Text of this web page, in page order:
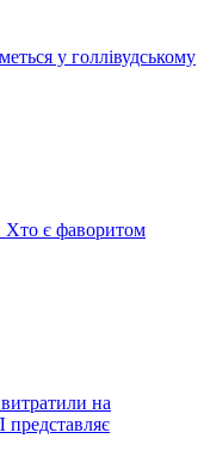
у голлівудському
Хто є фаворитом
на